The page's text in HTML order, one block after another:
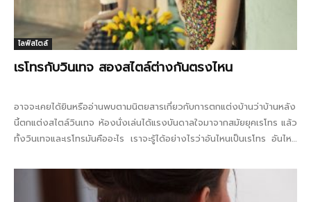
ไลฟ์สไตล์
เรโทรกับวินเทจ สองสไตล์ต่างกันตรงไหน
อาจจะเคยได้ยินหรืออ่านพบตามนิตยสารเกี่ยวกับการตกแต่งบ้านว่าบ้านหลัง
นี้ตกแต่งสไตล์วินเทจ ห้องนั่งเล่นได้แรงบันดาลใจมาจากสมัยยุคเรโทร แล้ว
ทั้งวินเทจและเรโทรมันคืออะไร เราจะรู้ได้อย่างไรว่าอันไหนเป็นเรโทร อันไหน